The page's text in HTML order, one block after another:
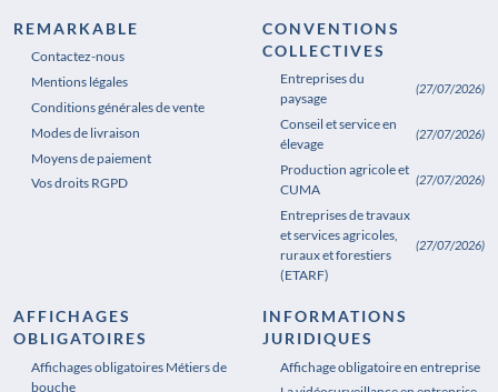
REMARKABLE
Contactez-nous
Mentions légales
Conditions générales de vente
Modes de livraison
Moyens de paiement
Vos droits RGPD
CONVENTIONS
COLLECTIVES
Entreprises du
paysage
(27/07/2026)
Conseil et service en
élevage
(27/07/2026)
Production agricole et
CUMA
(27/07/2026)
Entreprises de travaux
et services agricoles,
ruraux et forestiers
(ETARF)
(27/07/2026)
AFFICHAGES
OBLIGATOIRES
Affichages obligatoires Métiers de
bouche
Affichages obligatoires Pharmacie
INFORMATIONS
JURIDIQUES
Affichage obligatoire en entreprise